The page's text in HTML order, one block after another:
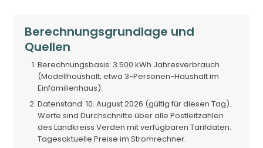
Berechnungsgrundlage und
Quellen
Berechnungsbasis: 3.500 kWh Jahresverbrauch
(Modellhaushalt, etwa 3-Personen-Haushalt im
Einfamilienhaus).
Datenstand: 10. August 2026 (gültig für diesen Tag).
Werte sind Durchschnitte über alle Postleitzahlen
des Landkreiss Verden mit verfügbaren Tarifdaten.
Tagesaktuelle Preise im Stromrechner.